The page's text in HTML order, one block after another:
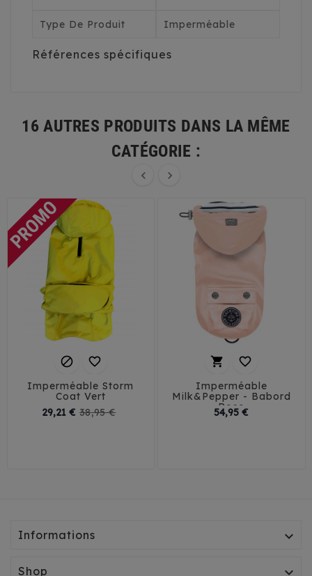
Type De Produit Imperméable
Références spécifiques
16 AUTRES PRODUITS DANS LA MÊME
CATÉGORIE :
 
 
Imperméable Storm
Coat Vert
29,21 € 38,95 €
 
Imperméable
Milk&Pepper - Babord
Rose
54,95 €
Informations 
Shop